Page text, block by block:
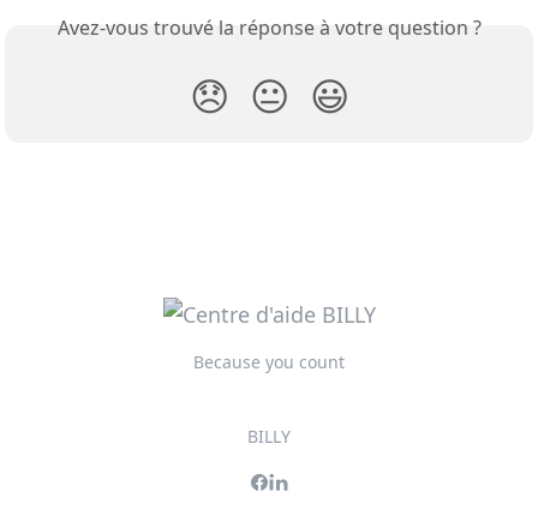
Avez-vous trouvé la réponse à votre question ?
😞 😐 😃
Because you count
BILLY